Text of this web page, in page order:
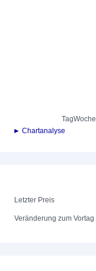
TagWoche
► Chartanalyse
Letzter Preis
Veränderung zum Vortag